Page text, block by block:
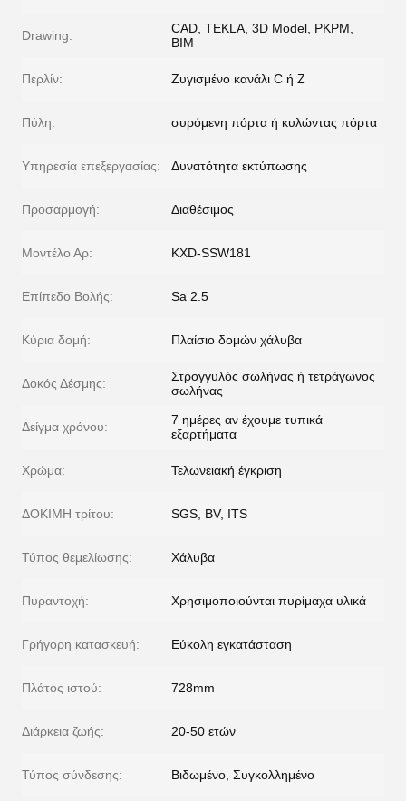
Drawing:
CAD, TEKLA, 3D Model, PKPM,
BIM
Περλίν: Ζυγισμένο κανάλι C ή Z
Πύλη: συρόμενη πόρτα ή κυλώντας πόρτα
Υπηρεσία επεξεργασίας: Δυνατότητα εκτύπωσης
Προσαρμογή: Διαθέσιμος
Μοντέλο Αρ: KXD-SSW181
Επίπεδο Βολής: Sa 2.5
Κύρια δομή: Πλαίσιο δομών χάλυβα
Δοκός Δέσμης:
Στρογγυλός σωλήνας ή τετράγωνος
σωλήνας
Δείγμα χρόνου:
7 ημέρες αν έχουμε τυπικά
εξαρτήματα
Χρώμα: Τελωνειακή έγκριση
ΔΟΚΙΜΗ τρίτου: SGS, BV, ITS
Τύπος θεμελίωσης: Χάλυβα
Πυραντοχή: Χρησιμοποιούνται πυρίμαχα υλικά
Γρήγορη κατασκευή: Εύκολη εγκατάσταση
Πλάτος ιστού: 728mm
Διάρκεια ζωής: 20-50 ετών
Τύπος σύνδεσης: Βιδωμένο, Συγκολλημένο